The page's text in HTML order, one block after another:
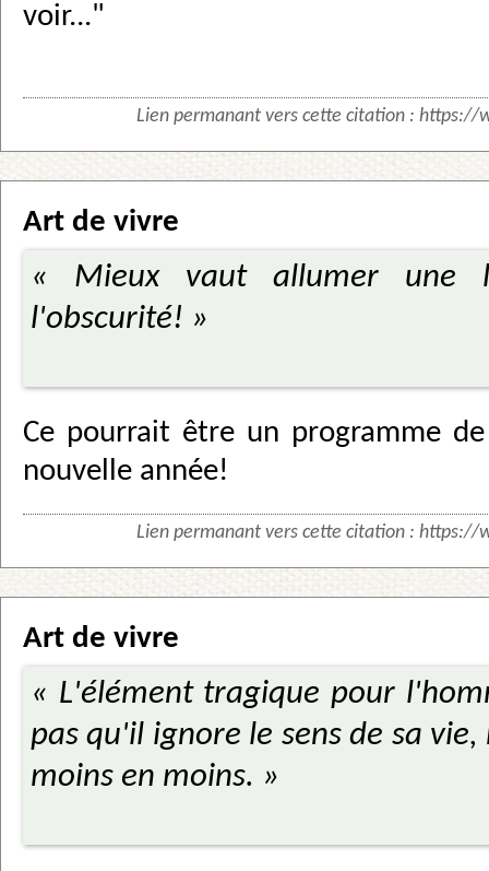
voir..."
Lien permanant vers cette citation : https://
Art de vivre
« Mieux vaut allumer une
l'obscurité! »
Ce pourrait être un programme
nouvelle année!
Lien permanant vers cette citation : https://
Art de vivre
« L'élément tragique pour
pas qu'il ignore le sens de sa
moins en moins. »